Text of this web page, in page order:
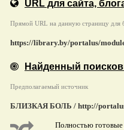
URL для сайта,
Прямой URL на данную страницу для
https://library.by/portalus/
Найденный
Предполагаемый источник
БЛИЗКАЯ БОЛЬ / http://
Полностью готовые